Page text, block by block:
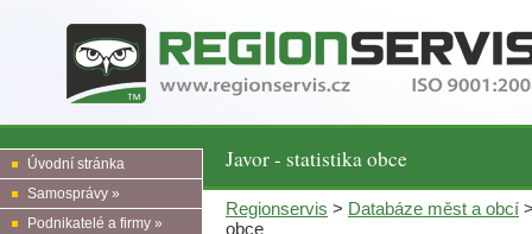
Javor - statistika obce
Úvodní stránka
Samosprávy »
Podnikatelé a firmy »
Regionservis > Databáze měst a obcí
obce